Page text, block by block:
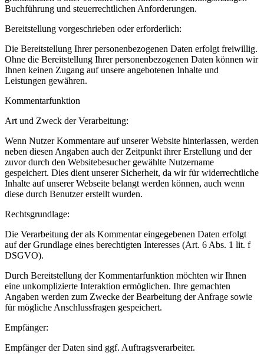
Buchführung und steuerrechtlichen Anforderungen.
Bereitstellung vorgeschrieben oder erforderlich:
Die Bereitstellung Ihrer personenbezogenen Daten erfolgt freiwillig.
Ohne die Bereitstellung Ihrer personenbezogenen Daten können wir
Ihnen keinen Zugang auf unsere angebotenen Inhalte und
Leistungen gewähren.
Kommentarfunktion
Art und Zweck der Verarbeitung:
Wenn Nutzer Kommentare auf unserer Website hinterlassen, werden
neben diesen Angaben auch der Zeitpunkt ihrer Erstellung und der
zuvor durch den Websitebesucher gewählte Nutzername
gespeichert. Dies dient unserer Sicherheit, da wir für widerrechtliche
Inhalte auf unserer Webseite belangt werden können, auch wenn
diese durch Benutzer erstellt wurden.
Rechtsgrundlage:
Die Verarbeitung der als Kommentar eingegebenen Daten erfolgt
auf der Grundlage eines berechtigten Interesses (Art. 6 Abs. 1 lit. f
DSGVO).
Durch Bereitstellung der Kommentarfunktion möchten wir Ihnen
eine unkomplizierte Interaktion ermöglichen. Ihre gemachten
Angaben werden zum Zwecke der Bearbeitung der Anfrage sowie
für mögliche Anschlussfragen gespeichert.
Empfänger:
Empfänger der Daten sind ggf. Auftragsverarbeiter.